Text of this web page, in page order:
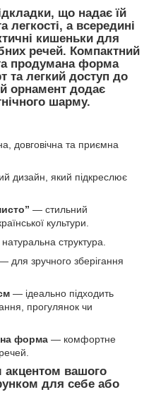
, що надає їй
легкості, а всередині
кишенькидля
речей. Компактний
продумана форма
та легкий доступ до
орнамент додає
шарму.
довговічна та приємна
дизайн, який підкреслює
— стильний
культури.
структура.
для зручного зберігання
— ідеально підходить
прогулянок чи
форма — комфортне
акцентом вашого
для себе або